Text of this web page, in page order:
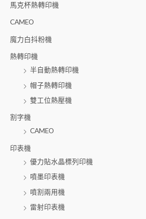
馬克杯熱轉印機
CAMEO
魔力白抖粉機
熱轉印機
半自動熱轉印機
帽子熱轉印機
雙工位熱壓機
割字機
CAMEO
印表機
優力貼水晶標列印機
噴墨印表機
噴割兩用機
雷射印表機